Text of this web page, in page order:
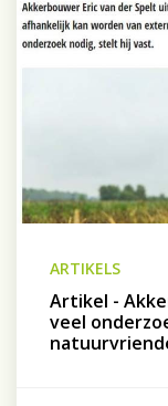
ARTIKELS
Artikel -
veel